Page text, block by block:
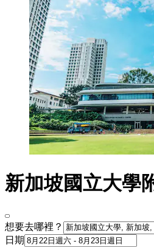
新加坡國立大學
想要去哪裡？
日期